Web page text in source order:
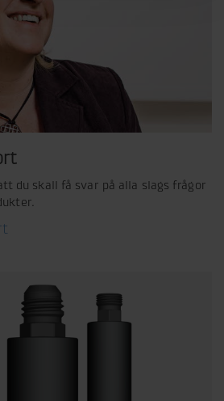
du skall få svar på alla slags frågor